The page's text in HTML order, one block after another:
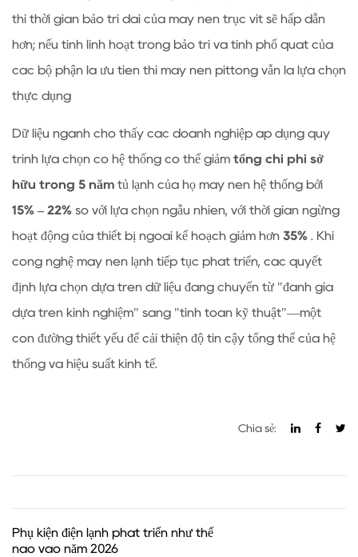
thì thời gian bảo trì dài của máy nén trục vít sẽ hấp dẫn
hơn; nếu tính linh hoạt trong bảo trì và tính phổ quát của
các bộ phận là ưu tiên thì máy nén pittông vẫn là lựa chọn
thực dụng
Dữ liệu ngành cho thấy các doanh nghiệp áp dụng quy
trình lựa chọn có hệ thống có thể giảm tổng chi phí sở
hữu trong 5 năm tủ lạnh của họ máy nén hệ thống bởi
15% – 22% so với lựa chọn ngẫu nhiên, với thời gian ngừng
hoạt động của thiết bị ngoài kế hoạch giảm hơn 35% . Khi
công nghệ máy nén lạnh tiếp tục phát triển, các quyết
định lựa chọn dựa trên dữ liệu đang chuyển từ "đánh giá
dựa trên kinh nghiệm" sang "tính toán kỹ thuật"—một
con đường thiết yếu để cải thiện độ tin cậy tổng thể của hệ
thống và hiệu suất kinh tế.
Chia sẻ:
Phụ kiện điện lạnh phát triển như thế
nào vào năm 2026